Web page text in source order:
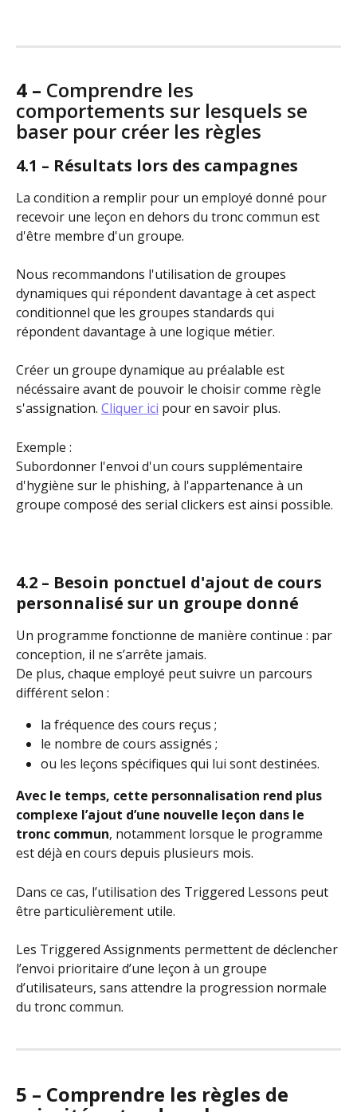
4 – Comprendre les
comportements sur lesquels se
baser pour créer les règles
4.1 – Résultats lors des campagnes
La condition a remplir pour un employé donné pour
recevoir une leçon en dehors du tronc commun est
d'être membre d'un groupe.
Nous recommandons l'utilisation de groupes
dynamiques qui répondent davantage à cet aspect
conditionnel que les groupes standards qui
répondent davantage à une logique métier.
Créer un groupe dynamique au préalable est
nécéssaire avant de pouvoir le choisir comme règle
s'assignation. Cliquer ici pour en savoir plus.
Exemple :
Subordonner l'envoi d'un cours supplémentaire
d'hygiène sur le phishing, à l'appartenance à un
groupe composé des serial clickers est ainsi possible.
4.2 – Besoin ponctuel d'ajout de cours
personnalisé sur un groupe donné
Un programme fonctionne de manière continue : par
conception, il ne s’arrête jamais.
De plus, chaque employé peut suivre un parcours
différent selon :
la fréquence des cours reçus ;
le nombre de cours assignés ;
ou les leçons spécifiques qui lui sont destinées.
Avec le temps, cette personnalisation rend plus
complexe l’ajout d’une nouvelle leçon dans le
tronc commun, notamment lorsque le programme
est déjà en cours depuis plusieurs mois.
Dans ce cas, l’utilisation des Triggered Lessons peut
être particulièrement utile.
Les Triggered Assignments permettent de déclencher
l’envoi prioritaire d’une leçon à un groupe
d’utilisateurs, sans attendre la progression normale
du tronc commun.
5 – Comprendre les règles de